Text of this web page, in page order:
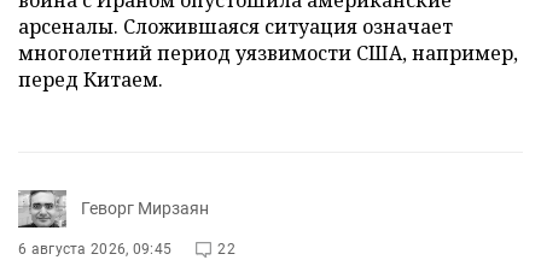
арсеналы. Сложившаяся ситуация означает
многолетний период уязвимости США, например,
перед Китаем.
Геворг Мирзаян
6 августа 2026, 09:45 22